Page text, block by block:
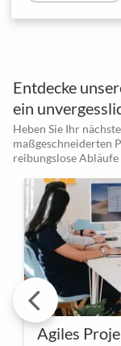
Entdecke
ein
Heben Sie Ihr
maßgeschneiderten
reibungslose
Agiles